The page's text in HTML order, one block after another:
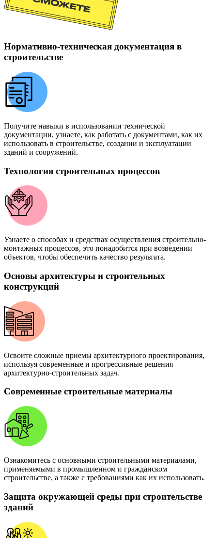
Нормативно-техническая документация в
строительстве
Получите навыки в использовании технической
документации, узнаете, как работать с документами, как их
использовать в строительстве, создании и эксплуатации
зданий и сооружений.
Технология строительных процессов
Узнаете о способах и средствах осуществления строительно-
монтажных процессов, это понадобится при возведении
объектов, чтобы обеспечить качество результата.
Основы архитектуры и строительных
конструкций
Освоите сложные приемы архитектурного проектирования,
используя современные и прогрессивные решения
архитектурно-строительных задач.
Современные строительные материалы
Ознакомитесь с основными строительными материалами,
применяемыми в промышленном и гражданском
строительстве, а также с требованиями как их использовать.
Защита окружающей среды при строительстве
зданий